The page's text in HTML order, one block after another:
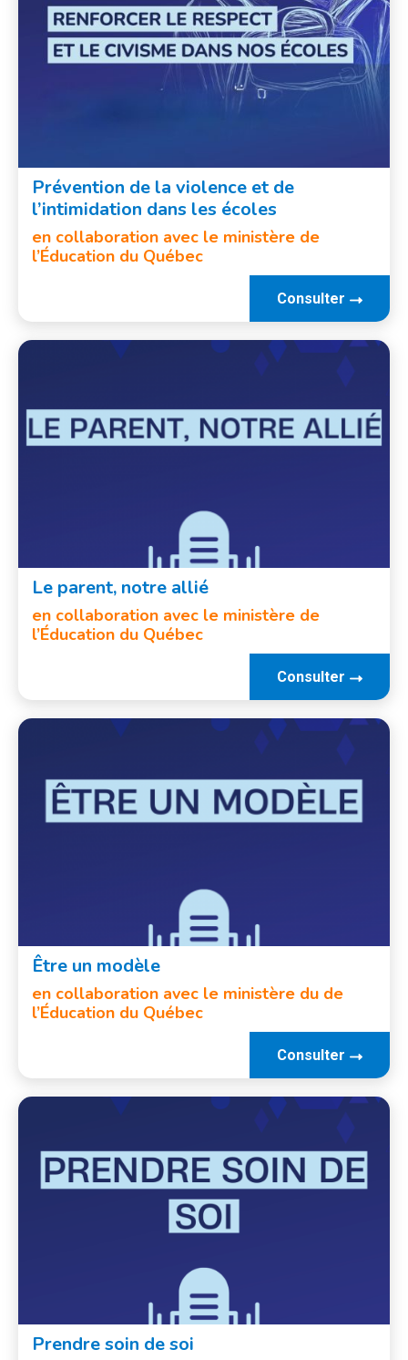
Prévention de la violence et de
l’intimidation dans les écoles
en collaboration avec le ministère de
l’Éducation du Québec
Consulter
Le parent, notre allié
en collaboration avec le ministère de
l’Éducation du Québec
Consulter
Être un modèle
en collaboration avec le ministère du de
l’Éducation du Québec
Consulter
Prendre soin de soi